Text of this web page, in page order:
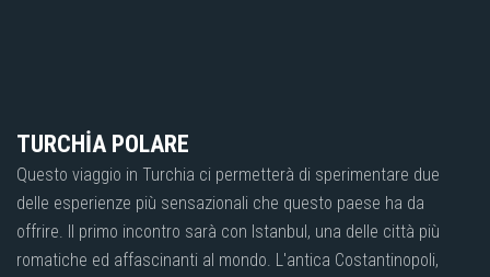
TURCHİA POLARE
Questo viaggio in Turchia ci permetterà di sperimentare due
delle esperienze più sensazionali che questo paese ha da
offrire. Il primo incontro sarà con Istanbul, una delle città più
romatiche ed affascinanti al mondo. L'antica Costantinopoli,